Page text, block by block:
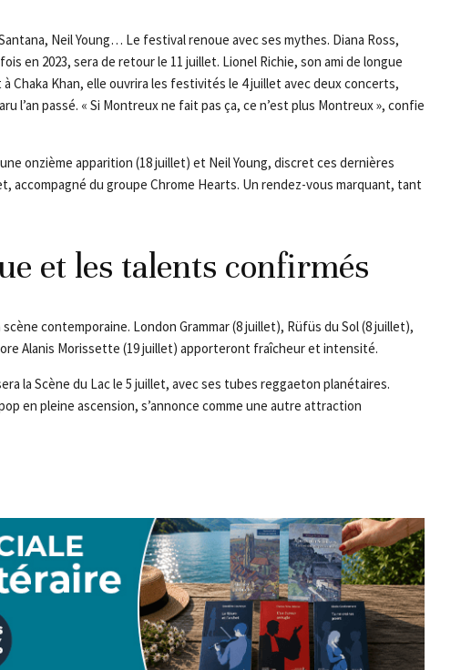
Neil Young… Le festival renoue avec ses mythes. Diana Ross,
en 2023, sera de retour le 11 juillet. Lionel Richie, son ami de longue
Chaka Khan, elle ouvrira les festivités le 4 juillet avec deux concerts,
l’an passé. « Si Montreux ne fait pas ça, ce n’est plus Montreux », confie
onzième apparition (18 juillet) et Neil Young, discret ces dernières
accompagné du groupe Chrome Hearts. Un rendez-vous marquant, tant
et les talents confirmés
contemporaine. London Grammar (8 juillet), Rüfüs du Sol (8 juillet),
Alanis Morissette (19 juillet) apporteront fraîcheur et intensité.
la Scène du Lac le 5 juillet, avec ses tubes reggaeton planétaires.
en pleine ascension, s’annonce comme une autre attraction